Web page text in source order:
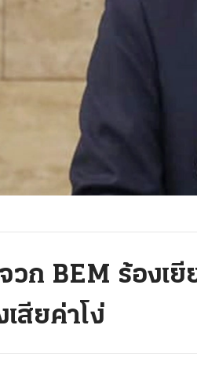
วก BEM ร้องเยี
สียค่าโง่